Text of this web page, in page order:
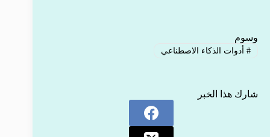
وسوم
#أدوات الذكاء الاصطناعي
شارك هذا الخبر